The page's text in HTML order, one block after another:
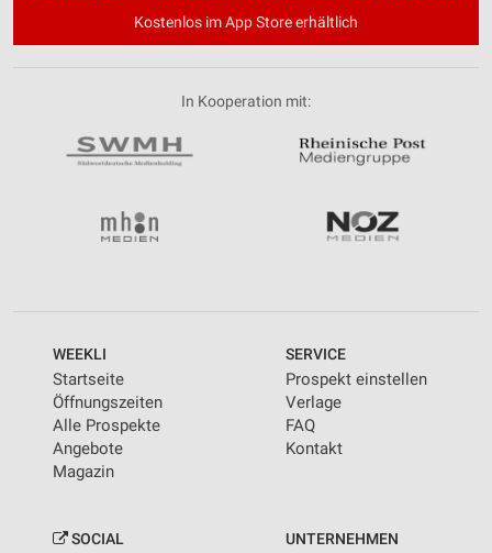
Kostenlos im App Store erhältlich
In Kooperation mit:
WEEKLI
Startseite
Öffnungszeiten
Alle Prospekte
Angebote
Magazin
SERVICE
Prospekt einstellen
Verlage
FAQ
Kontakt
SOCIAL UNTERNEHMEN